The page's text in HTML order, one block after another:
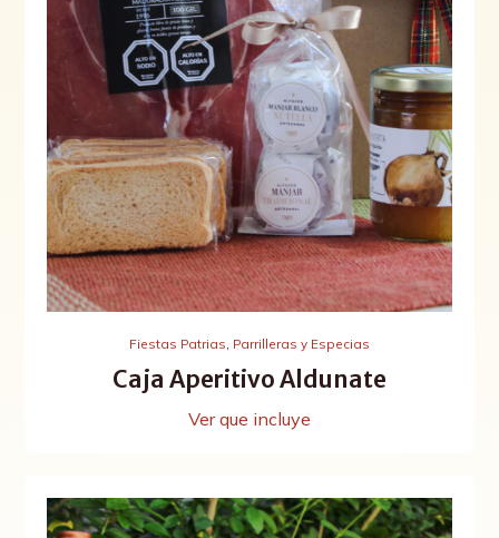
Fiestas Patrias Parrilleras y Especias
Caja Aperitivo Aldunate
Ver que incluye